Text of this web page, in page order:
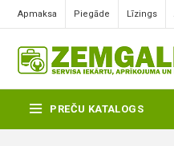
Apmaksa Piegāde Līzings
PREČU KATALOGS